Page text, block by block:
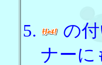
の
ナーに